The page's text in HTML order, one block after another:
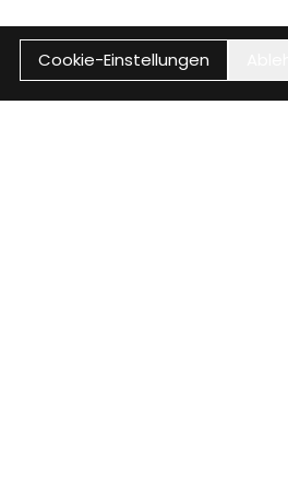
Cookie-Einstellungen